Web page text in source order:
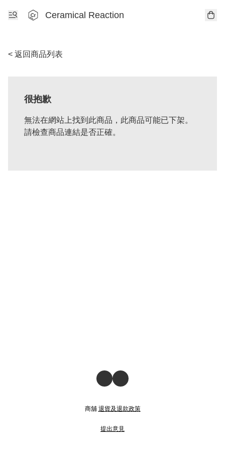
Ceramical Reaction
< 返回商品列表
很抱歉
無法在網站上找到此商品，此商品可能已下架。
請檢查商品連結是否正確。
商舖 退貨及退款政策
提出意見